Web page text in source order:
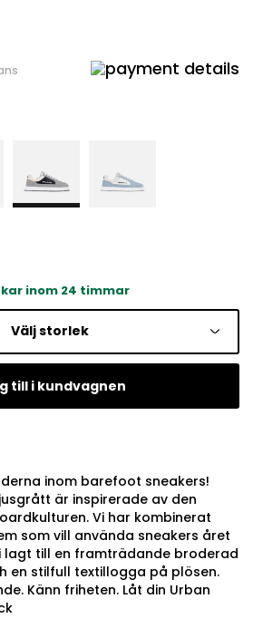
inom 24 timmar
Välj storlek
till i kundvagnen
inom barefoot sneakers!
är inspirerade av den
Vi har kombinerat
som vill använda sneakers året
lagt till en framträdande broderad
en stilfull textillogga på plösen.
Känn friheten. Låt din Urban